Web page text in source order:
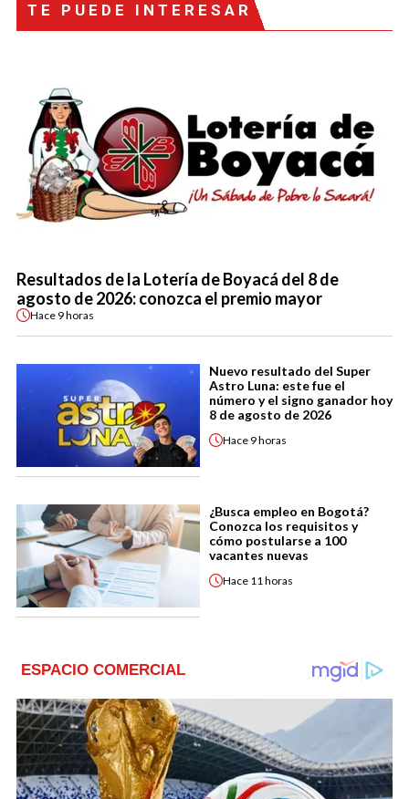
TE PUEDE INTERESAR
Resultados de la Lotería de Boyacá del 8 de
agosto de 2026: conozca el premio mayor
Hace 9 horas
Nuevo resultado del Super
Astro Luna: este fue el
número y el signo ganador hoy
8 de agosto de 2026
Hace 9 horas
¿Busca empleo en Bogotá?
Conozca los requisitos y
cómo postularse a 100
vacantes nuevas
Hace 11 horas